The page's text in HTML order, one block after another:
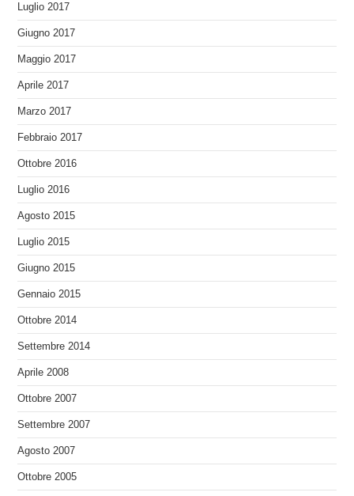
Luglio 2017
Giugno 2017
Maggio 2017
Aprile 2017
Marzo 2017
Febbraio 2017
Ottobre 2016
Luglio 2016
Agosto 2015
Luglio 2015
Giugno 2015
Gennaio 2015
Ottobre 2014
Settembre 2014
Aprile 2008
Ottobre 2007
Settembre 2007
Agosto 2007
Ottobre 2005